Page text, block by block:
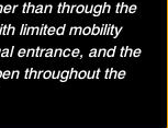
than through the
limited mobility
entrance, and the
throughout the